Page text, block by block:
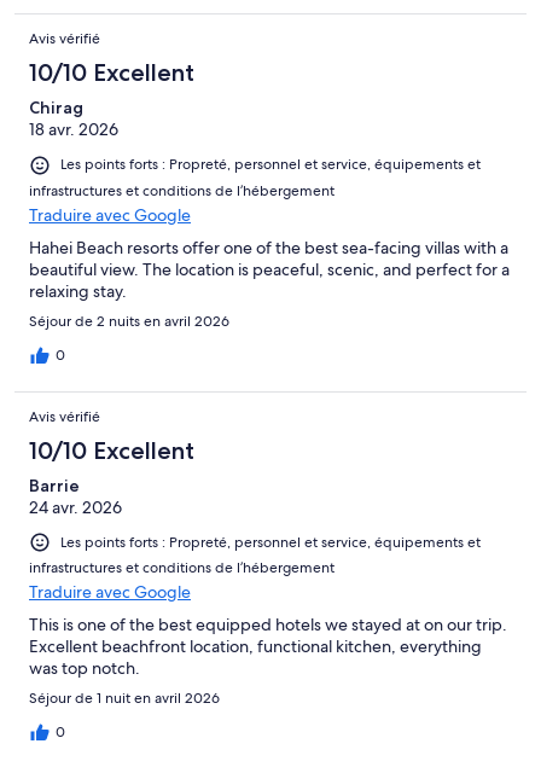
Avis vérifié
10/10 Excellent
Chirag
18 avr. 2026
Les points forts : Propreté, personnel et service, équipements et
infrastructures et conditions de l’hébergement
Traduire avec Google
Hahei Beach resorts offer one of the best sea-facing villas with a
beautiful view. The location is peaceful, scenic, and perfect for a
relaxing stay.
Séjour de 2 nuits en avril 2026
0
Avis vérifié
10/10 Excellent
Barrie
24 avr. 2026
Les points forts : Propreté, personnel et service, équipements et
infrastructures et conditions de l’hébergement
Traduire avec Google
This is one of the best equipped hotels we stayed at on our trip.
Excellent beachfront location, functional kitchen, everything
was top notch.
Séjour de 1 nuit en avril 2026
0